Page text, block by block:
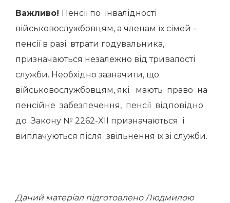
Важливо! Пенсії по інвалідності
військовослужбовцям, а членам їх сімей –
пенсії в разі втрати годувальника,
призначаються незалежно від тривалості
служби. Необхідно зазначити, що
військовослужбовцям, які мають право на
пенсійне забезпечення, пенсії відповідно
до Закону № 2262-XII призначаються і
виплачуються після звільнення їх зі служби.
Даний матеріал підготовлено Людмилою